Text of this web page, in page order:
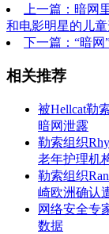
上一篇：暗网
和电影明星的儿童
下一篇：“暗网
相关推荐
被Hellcat勒
暗网泄露
勒索组织
老年护理机
勒索组织
崎欧洲确认
网络安全专
数据